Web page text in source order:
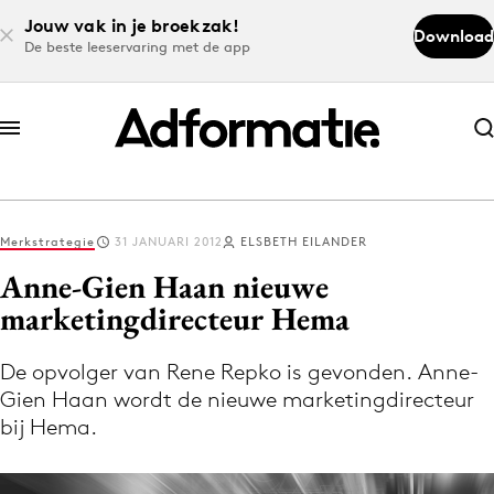
Jouw vak in je broekzak!
De beste leeservaring met de app
Download
Abonneer nu
Abonneer nu
Log in
Volg het laatste nieuws via de Adformatie
Nieuws app
Merkstrategie 31 JANUARI 2012 ELSBETH EILANDER
Anne-Gien Haan nieuwe
marketingdirecteur Hema
De opvolger van Rene Repko is gevonden. Anne-
Gien Haan wordt de nieuwe marketingdirecteur
bij Hema.